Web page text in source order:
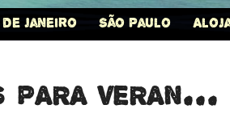
Janeiro São Paulo
para veran...